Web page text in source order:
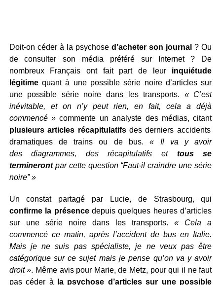
Doit-on céder à la psychosed’acheter son journal ? Ou
de consulter son média préféré sur Internet ? De
nombreux Français ont fait part de leur inquiétude
légitimequant à une possible série noire d’articles sur
une possible série noire dans les transports. « C’est
inévitable, et on n’y peut rien, en fait, cela a déjà
commencé » commente un analyste des médias, citant
plusieurs articles récapitulatifsdes derniers accidents
dramatiques de trains ou de bus.« Il va y avoir
des diagrammes, des récapitulatifs ettous se
terminerontpar cette question “Faut-il craindre une série
noire” »
Un constat partagé par Lucie, de Strasbourg, qui
confirme la présencedepuis quelques heures d’articles
sur une série noire dans les transports.« Cela a
commencé ce matin, après l’accident de bus en Italie.
Mais je ne suis pas spécialiste, je ne veux pas être
catégorique sur ce sujet mais je pense qu’on va y avoir
droit ». Même avis pour Marie, de Metz, pour qui il ne faut
pas céder à
la psychose d’articles sur une possible